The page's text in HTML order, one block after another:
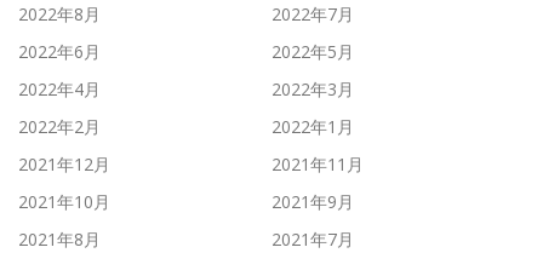
2022年8月
2022年7月
2022年6月
2022年5月
2022年4月
2022年3月
2022年2月
2022年1月
2021年12月
2021年11月
2021年10月
2021年9月
2021年8月
2021年7月